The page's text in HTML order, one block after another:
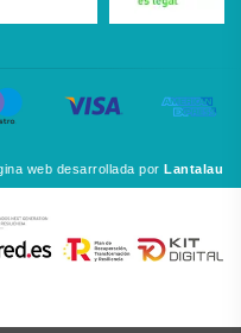
web desarrollada por Lantalau